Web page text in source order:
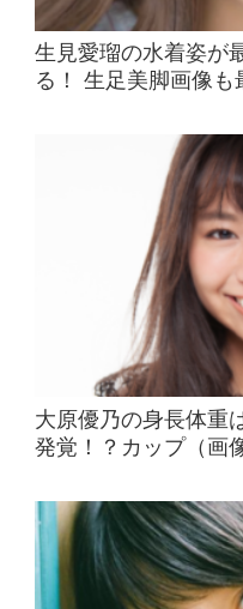
生見愛瑠の水着姿が
る！ 生足美脚画像も
大原優乃の身長体重
発覚！？カップ（画